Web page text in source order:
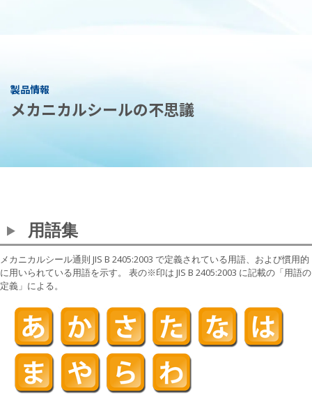
製品情報
メカニカルシールの不思議
用語集
メカニカルシール通則 JIS B 2405:2003 で定義されている用語、および慣用的
に用いられている用語を示す。 表の※印は JIS B 2405:2003 に記載の「用語の
定義」による。